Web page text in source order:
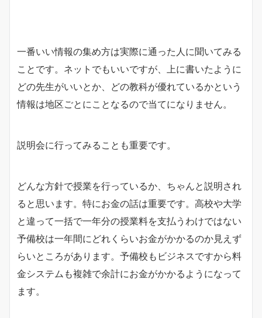
一番いい情報の集め方は実際に通った人に聞いてみる
ことです。ネットでもいいですが、上に書いたように
どの先生がいいとか、どの教科が優れているかという
情報は地区ごとにことなるので当てになりません。
説明会に行ってみることも重要です。
どんな方針で授業を行っているか、ちゃんと説明され
ると思います。特にお金の話は重要です。高校や大学
と違って一括で一年分の授業料を支払うわけではない
予備校は一年間にどれくらいお金がかかるのか見えず
らいところがあります。予備校もビジネスですから料
金システムも複雑で余計にお金がかかるようになって
ます。